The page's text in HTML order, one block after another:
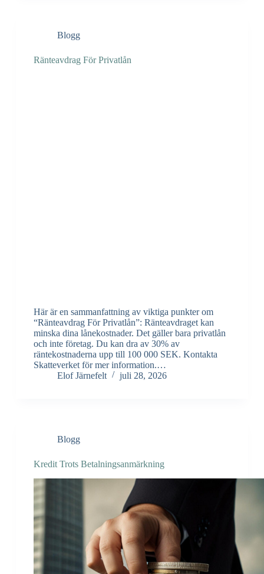
Blogg
Ränteavdrag För Privatlån
Här är en sammanfattning av viktiga punkter om
“Ränteavdrag För Privatlån”: Ränteavdraget kan
minska dina lånekostnader. Det gäller bara privatlån
och inte företag. Du kan dra av 30% av
räntekostnaderna upp till 100 000 SEK. Kontakta
Skatteverket för mer information.…
Elof Järnefelt
juli 28, 2026
Blogg
Kredit Trots Betalningsanmärkning